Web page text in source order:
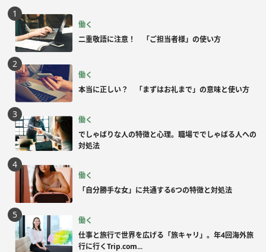
働く
二重敬語に注意！ 「ご担当者様」の使い方
働く
本当に正しい？ 「まずはお礼まで」の意味と使い方
働く
でしゃばりな人の特徴と心理。職場ででしゃばる人への
対処法
働く
「自分勝手な女」に共通する6つの特徴と対処法
働く
仕事と旅行で世界を広げる「旅キャリ」。年4回海外旅
行に行くTrip.com...